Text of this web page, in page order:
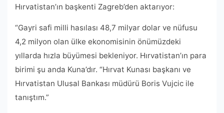
Hırvatistan’ın başkenti Zagreb’den aktarıyor:
“Gayri safi milli hasılası 48,7 milyar dolar ve nüfusu
4,2 milyon olan ülke ekonomisinin önümüzdeki
yıllarda hızla büyümesi bekleniyor. Hırvatistan’ın para
birimi şu anda Kuna’dır. “Hırvat Kunası başkanı ve
Hırvatistan Ulusal Bankası müdürü Boris Vujcic ile
tanıştım.”